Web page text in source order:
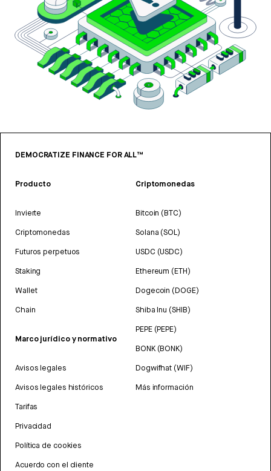
DEMOCRATIZE FINANCE FOR ALL™
Producto
Invierte
Criptomonedas
Futuros perpetuos
Staking
Wallet
Chain
Marco jurídico y normativo
Avisos legales
Avisos legales históricos
Tarifas
Privacidad
Política de cookies
Acuerdo con el cliente
Criptomonedas
Bitcoin (BTC)
Solana (SOL)
USDC (USDC)
Ethereum (ETH)
Dogecoin (DOGE)
Shiba Inu (SHIB)
PEPE (PEPE)
BONK (BONK)
Dogwifhat (WIF)
Más información